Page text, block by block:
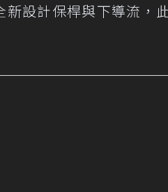
設計保桿與下導流，